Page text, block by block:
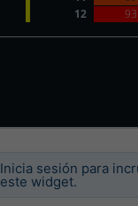
Inicia sesión para
este widget.